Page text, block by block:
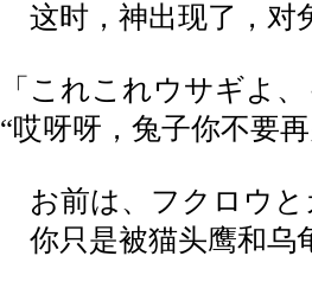
这时，神出现了，对
「これこれウサギよ
“哎呀呀，兔子你不要
お前は、フクロウと
你只是被猫头鹰和乌